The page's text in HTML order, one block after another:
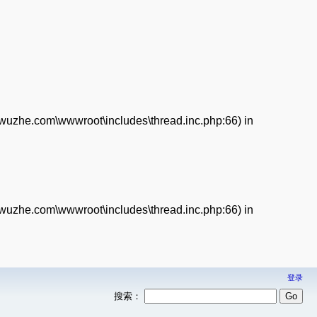
in
in
登录
搜索：